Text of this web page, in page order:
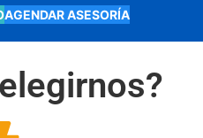
AGENDAR ASESORÍA